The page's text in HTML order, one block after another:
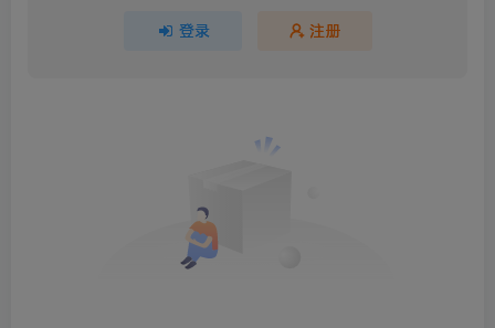
登录 注册